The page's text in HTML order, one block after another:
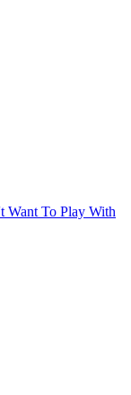
Want To Play With